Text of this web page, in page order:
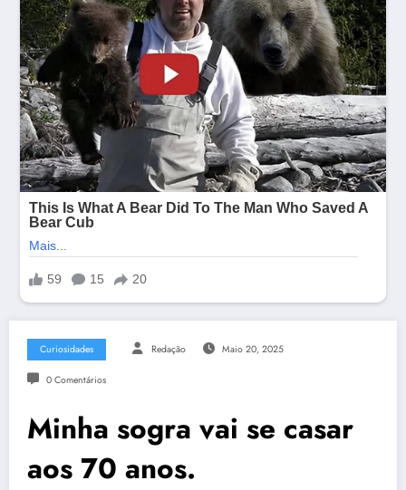
Curiosidades Redação Maio 20, 2025
0 Comentários
Minha sogra vai se casar
aos 70 anos.